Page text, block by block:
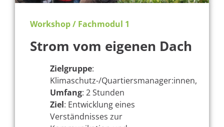
Workshop / Fachmodul 1
Strom vom eigenen Dach
Zielgruppe:
Klimaschutz-/Quartiersmanager:innen,
Umfang: 2 Stunden
Ziel: Entwicklung eines
Verständnisses zur